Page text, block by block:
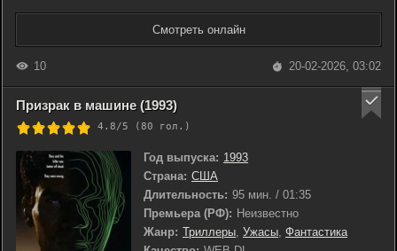
Смотреть онлайн
10 20-02-2026, 03:02
Призрак в машине (1993)
4.8/5 (80 гол.)
Год выпуска: 1993
Страна: США
Длительность: 95 мин. / 01:35
Премьера (РФ): Неизвестно
Жанр: Триллеры, Ужасы, Фантастика